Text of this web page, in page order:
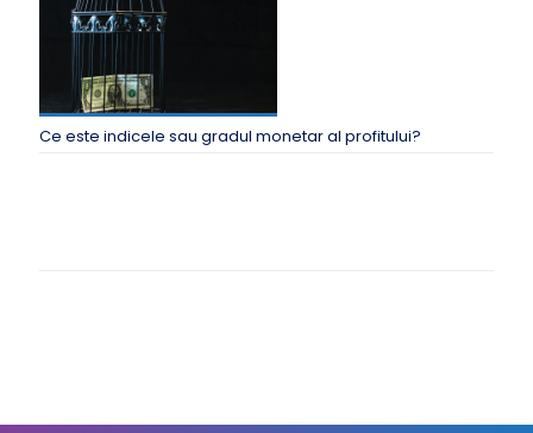
Ce este indicele sau gradul monetar al profitului?